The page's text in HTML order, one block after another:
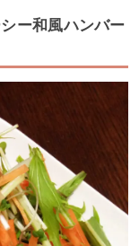
ー和風ハンバー